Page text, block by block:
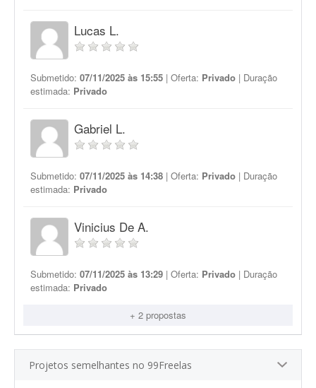
Lucas L.
Submetido: 07/11/2025 às 15:55 | Oferta: Privado | Duração
estimada: Privado
Gabriel L.
Submetido: 07/11/2025 às 14:38 | Oferta: Privado | Duração
estimada: Privado
Vinicius De A.
Submetido: 07/11/2025 às 13:29 | Oferta: Privado | Duração
estimada: Privado
+ 2 propostas
Projetos semelhantes no 99Freelas